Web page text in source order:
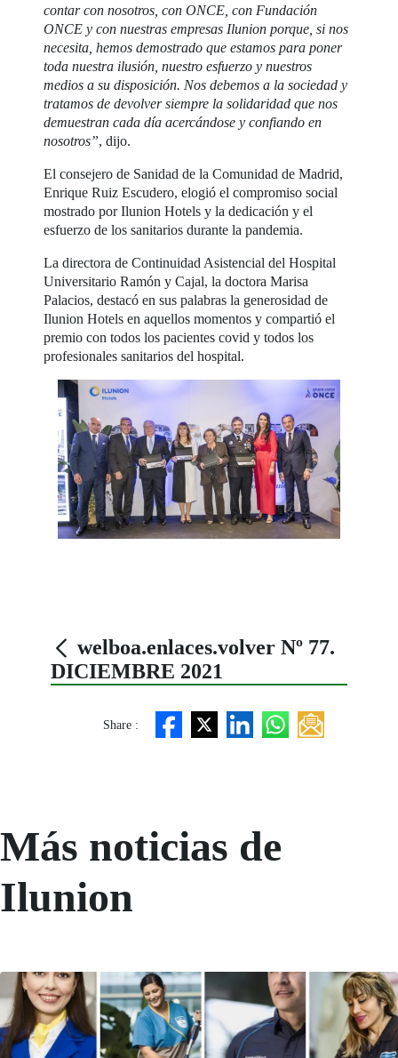
contar con nosotros, con ONCE, con Fundación
ONCE y con nuestras empresas Ilunion porque, si nos
necesita, hemos demostrado que estamos para poner
toda nuestra ilusión, nuestro esfuerzo y nuestros
medios a su disposición. Nos debemos a la sociedad y
tratamos de devolver siempre la solidaridad que nos
demuestran cada día acercándose y confiando en
nosotros”, dijo.
El consejero de Sanidad de la Comunidad de Madrid,
Enrique Ruiz Escudero, elogió el compromiso social
mostrado por Ilunion Hotels y la dedicación y el
esfuerzo de los sanitarios durante la pandemia.
La directora de Continuidad Asistencial del Hospital
Universitario Ramón y Cajal, la doctora Marisa
Palacios, destacó en sus palabras la generosidad de
Ilunion Hotels en aquellos momentos y compartió el
premio con todos los pacientes covid y todos los
profesionales sanitarios del hospital.
welboa.enlaces.volver Nº 77.
DICIEMBRE 2021
Share :
Más noticias de
Ilunion